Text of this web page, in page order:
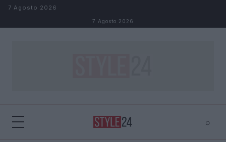
Salta al contenuto
7 Agosto 2026
7 Agosto 2026
⌕